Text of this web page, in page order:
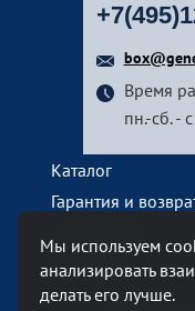
Время
пн.-сб. -
Каталог
Гарантия и
Контакты
Мы используем
анализировать
делать его лучше.